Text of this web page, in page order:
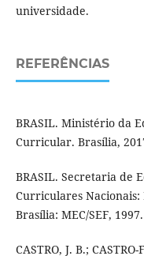
universidade.
REFERÊNCIAS
BRASIL. Ministério da
Curricular. Brasília,
BRASIL. Secretaria de
Curriculares Nacionais:
Brasília: MEC/SEF, 1997.
CASTRO, J. B.;